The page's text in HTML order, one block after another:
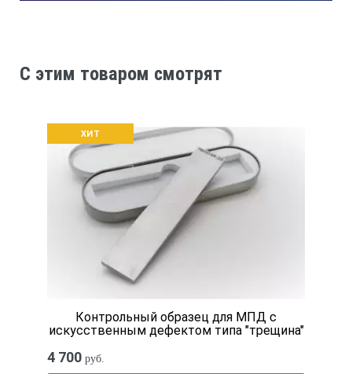
C этим товаром смотрят
ХИТ
Контрольный образец для МПД с
искусственным дефектом типа "трещина"
4 700 руб.